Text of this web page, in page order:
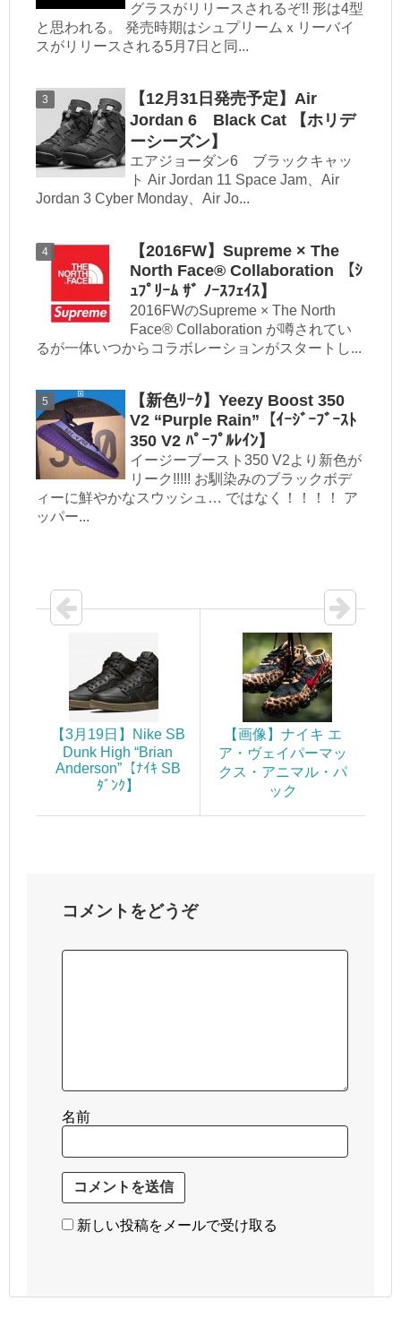
グラスがリリースされるぞ!! 形は4型
と思われる。 発売時期はシュプリームｘリーバイ
スがリリースされる5月7日と同...
【12月31日発売予定】Air
Jordan 6 Black Cat 【ホリデ
ーシーズン】
エアジョーダン6 ブラックキャッ
ト Air Jordan 11 Space Jam、Air
Jordan 3 Cyber Monday、Air Jo...
【2016FW】Supreme × The
North Face® Collaboration 【ｼ
ｭﾌﾟﾘｰﾑ ｻﾞ ﾉｰｽﾌｪｲｽ】
2016FWのSupreme × The North
Face® Collaboration が噂されてい
るが一体いつからコラボレーションがスタートし...
【新色ﾘｰｸ】Yeezy Boost 350
V2 “Purple Rain”【ｲｰｼﾞｰﾌﾞｰｽﾄ
350 V2 ﾊﾟｰﾌﾟﾙﾚｲﾝ】
イージーブースト350 V2より新色が
リーク!!!!! お馴染みのブラックボデ
ィーに鮮やかなスウッシュ… ではなく！！！！ ア
ッパー...
【3月19日】Nike SB
Dunk High “Brian
Anderson”【ﾅｲｷ SB
ﾀﾞﾝｸ】
【画像】ナイキ エ
ア・ヴェイパーマッ
クス・アニマル・パ
ック
コメントをどうぞ
名前
新しい投稿をメールで受け取る